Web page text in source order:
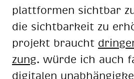
platt­for­men sichtbar
die sicht­bar­keit zu
projekt braucht
zung. würde ich auch
digitalen